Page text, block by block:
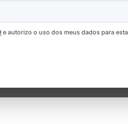
e autorizo o uso dos meus dados para